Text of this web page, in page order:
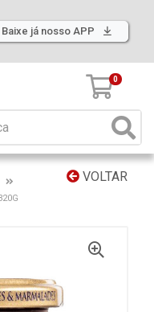
Baixe já nosso APP
0
VOLTAR